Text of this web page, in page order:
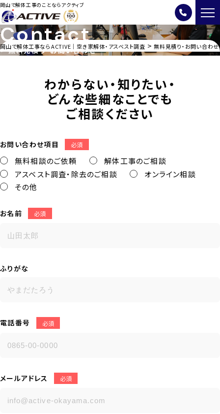
岡山で解体工事のことならアクティブ
Contact
無料見積り・お問い合わせ
岡山で解体工事ならACTIVE｜空き家解体・アスベスト調査 > 無料見積り・お問い合わせ
わからない・知りたい・
どんな些細なことでも
ご相談ください
お問い合わせ項目 必須
無料相談のご依頼
解体工事のご相談
アスベスト調査・除去のご相談
オンライン相談
その他
お名前 必須
ふりがな
電話番号 必須
メールアドレス 必須